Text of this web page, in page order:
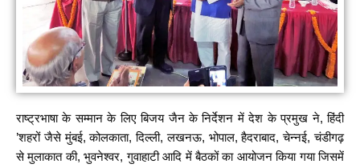
राष्ट्रभाषा के सम्मान के लिए बिजय जैन के निर्देशन में देश के प्रमुख ने, हिंदी
’शहरों जैसे मुंबई, कोलकाता, दिल्ली, लखनऊ, भोपाल, हैदराबाद, चेन्नई, चंडीगढ़
से मुलाकात की, भुवनेश्वर, गुवाहाटी आदि में बैठकों का आयोजन किया गया जिसमें